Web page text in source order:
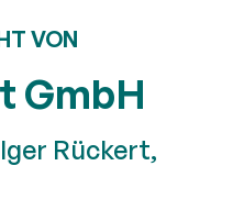
VON
GmbH
Rückert,